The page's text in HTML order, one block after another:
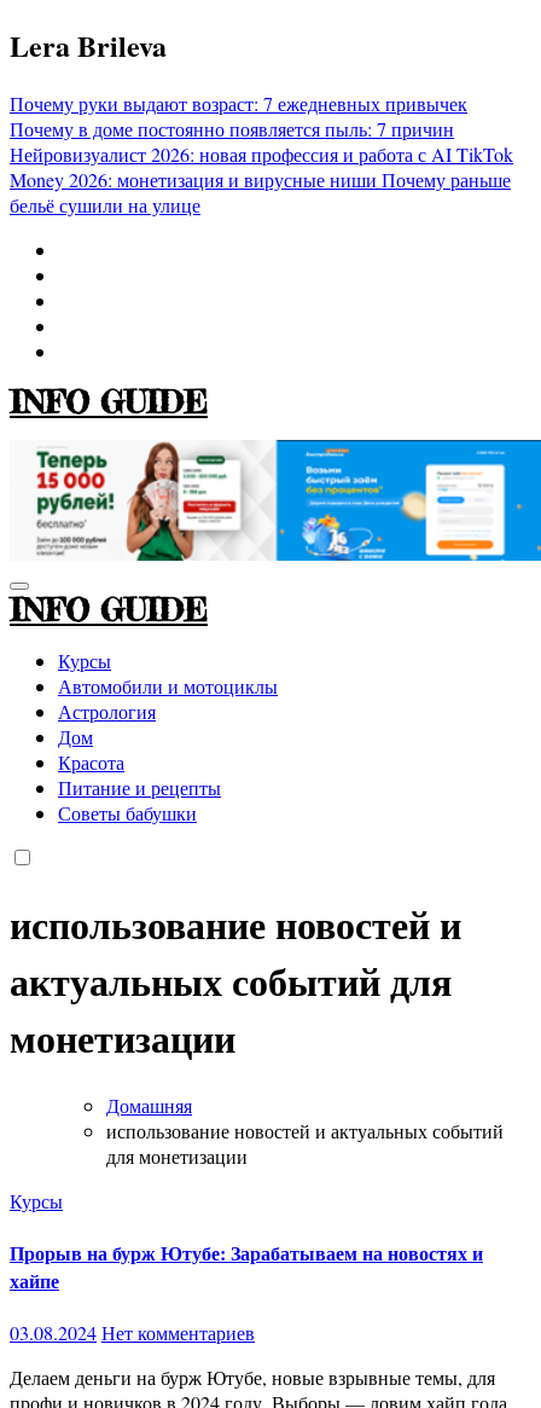
Перейти
к
Lera Brileva
Почему руки выдают возраст: 7 ежедневных привычек
Почему в доме постоянно появляется пыль: 7 причин
Нейровизуалист 2026: новая профессия и работа с AITikTok
Money 2026: монетизация и вирусные ниши Почему раньше
бельё сушили на улице
INFO GUIDE
INFO GUIDE
Курсы
Автомобили и мотоциклы
Астрология
Дом
Красота
Питание и рецепты
Советы бабушки
использование новостей и
актуальных событий для
монетизации
Домашняя
использование новостей и актуальных событий
для монетизации
Курсы
Прорыв на бурж Ютубе: Зарабатываем на новостях и
хайпе
03.08.2024Нет комментариев
Делаем деньги на бурж Ютубе, новые взрывные темы, для
профи и новичков в 2024 году. Выборы — ловим хайп года